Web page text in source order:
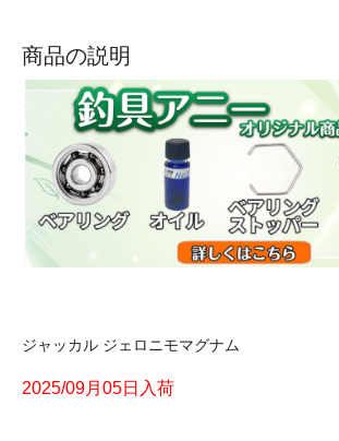
商品の説明
ジャッカル ジェロニモマグナム
2025/09月05日入荷